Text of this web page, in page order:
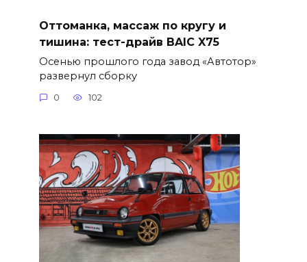
Оттоманка, массаж по кругу и
тишина: тест-драйв BAIC X75
Осенью прошлого года завод «Автотор»
развернул сборку
0 102